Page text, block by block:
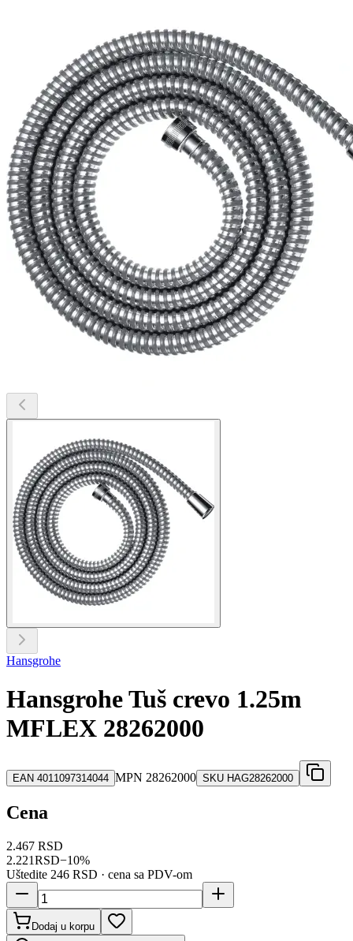
Hansgrohe
Hansgrohe Tuš crevo 1.25m
MFLEX 28262000
EAN 4011097314044 MPN 28262000 SKU HAG28262000
Cena
2.467 RSD
2.221RSD−10%
Uštedite 246 RSD · cena sa PDV-om
Dodaj u korpu